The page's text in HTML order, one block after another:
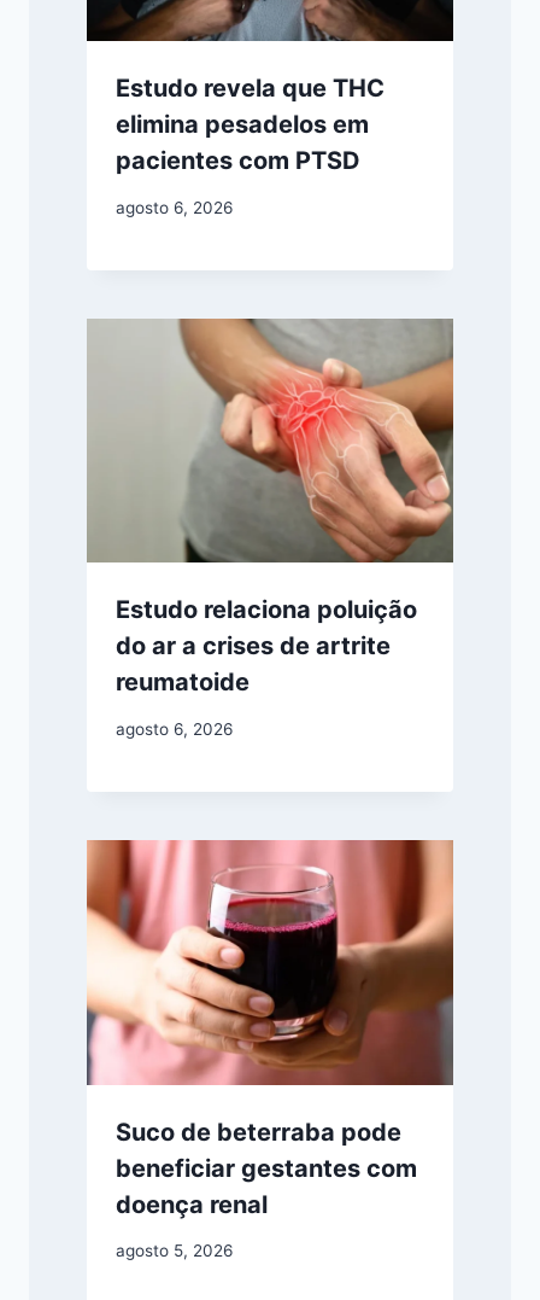
Estudo revela que THC
elimina pesadelos em
pacientes com PTSD
agosto 6, 2026
Estudo relaciona poluição
do ar a crises de artrite
reumatoide
agosto 6, 2026
Suco de beterraba pode
beneficiar gestantes com
doença renal
agosto 5, 2026